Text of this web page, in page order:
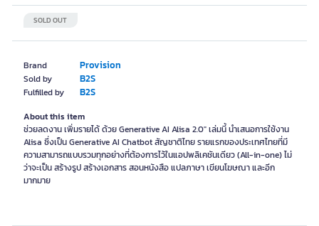
Brand Provision
Sold by B2S
Fulfilled by B2S
SOLD OUT
About this item
ช่วยลดงาน เพิ่มรายได้ ด้วย Generative AI Alisa 2.0" เล่มนี้ นำเสนอการใช้งาน
Alisa ซึ่งเป็น Generative AI Chatbot สัญชาติไทย รายแรกของประเทศไทยที่มี
ความสามารถแบบรวมทุกอย่างที่ต้องการไว้ในแอปพลิเคชันเดียว (All-in-one) ไม่
ว่าจะเป็น สร้างรูป สร้างเอกสาร สอนหนังสือ แปลภาษา เขียนโฆษณา และอีก
มากมาย